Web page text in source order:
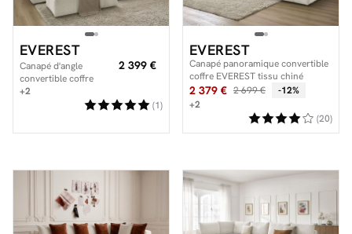
EVEREST
Canapé d'angle
convertible coffre
EVEREST tissu chiné
2 399 €
+2
(1)
EVEREST
Canapé panoramique convertible
coffre EVEREST tissu chiné
2 379 € 2 699 €
-12%
+2
(20)